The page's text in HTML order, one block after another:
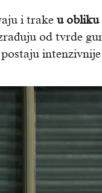
i trake u obliku
od tvrde